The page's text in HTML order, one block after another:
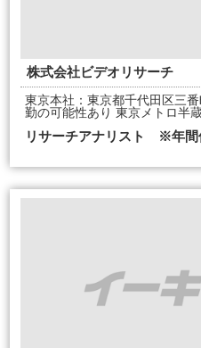
株式会社ビデオリサーチ
東京本社：東京都千代田区三
勤の可能性あり 東京メトロ半
リサーチアナリスト ※年間